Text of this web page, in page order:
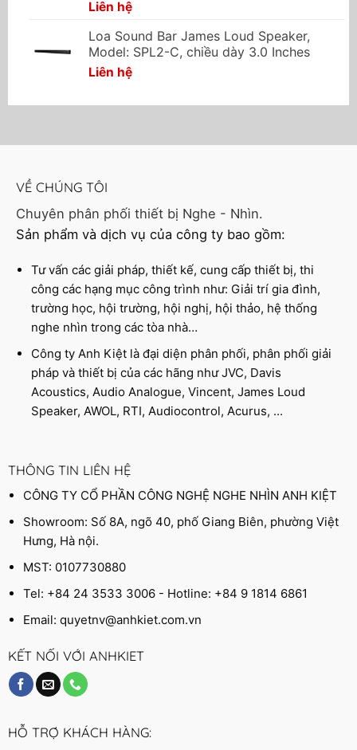
Liên hệ
Loa Sound Bar James Loud Speaker,
Model: SPL2-C, chiều dày 3.0 Inches
Liên hệ
VỀ CHÚNG TÔI
Chuyên phân phối thiết bị Nghe - Nhìn.
Sản phẩm và dịch vụ của công ty bao gồm:
Tư vấn các giải pháp, thiết kế, cung cấp thiết bị, thi
công các hạng mục công trình như: Giải trí gia đình,
trường học, hội trường, hội nghị, hội thảo, hệ thống
nghe nhìn trong các tòa nhà…
Công ty Anh Kiệt là đại diện phân phối, phân phối giải
pháp và thiết bị của các hãng như JVC, Davis
Acoustics, Audio Analogue, Vincent, James Loud
Speaker, AWOL, RTI, Audiocontrol, Acurus, ...
THÔNG TIN LIÊN HỆ
CÔNG TY CỔ PHẦN CÔNG NGHỆ NGHE NHÌN ANH KIỆT
Showroom: Số 8A, ngõ 40, phố Giang Biên, phường Việt
Hưng, Hà nội.
MST: 0107730880
Tel: +84 24 3533 3006 - Hotline: +84 9 1814 6861
Email:quyetnv@anhkiet.com.vn
KẾT NỐI VỚI ANHKIET
HỖ TRỢ KHÁCH HÀNG: